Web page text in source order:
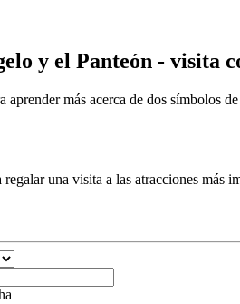
y el Panteón - visita
aprender más acerca de dos símbolos
una visita a las atracciones más